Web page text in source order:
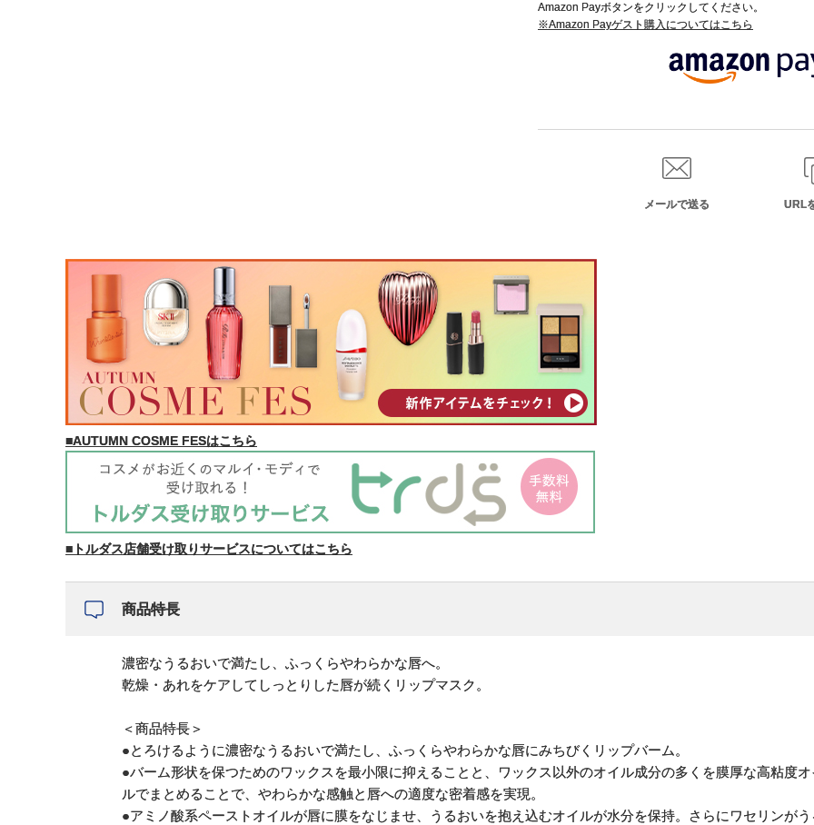
Amazon Payボタンをクリックしてください。
※Amazon Payゲスト購入についてはこちら
メールで送る URL
■AUTUMN COSME FESはこちら
■トルダス店舗受け取りサービスについてはこちら
商品特長
濃密なうるおいで満たし、ふっくらやわらかな唇へ。
乾燥・あれをケアしてしっとりした唇が続くリップマスク。
＜商品特長＞
●とろけるように濃密なうるおいで満たし、ふっくらやわらかな唇にみちびくリップバーム。
●バーム形状を保つためのワックスを最小限に抑えることと、ワックス以外のオイル成分の多くを膜厚な高粘度
ルでまとめることで、やわらかな感触と唇への適度な密着感を実現。
●アミノ酸系ペーストオイルが唇に膜をなじませ、うるおいを抱え込むオイルが水分を保持。さらにワセリンが